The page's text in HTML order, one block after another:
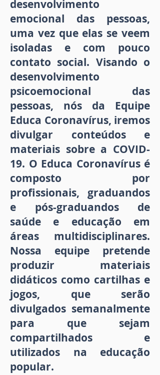
desenvolvimento
emocional das pessoas,
uma vez que elas se veem
isoladas e com pouco
contato social. Visando o
desenvolvimento
psicoemocional das
pessoas, nós da Equipe
Educa Coronavírus, iremos
divulgar conteúdos e
materiais sobre a COVID-
19. O Educa Coronavírus é
composto por
profissionais, graduandos
e pós-graduandos de
saúde e educação em
áreas multidisciplinares.
Nossa equipe pretende
produzir materiais
didáticos como cartilhas e
jogos, que serão
divulgados semanalmente
para que sejam
compartilhados e
utilizados na educação
popular.